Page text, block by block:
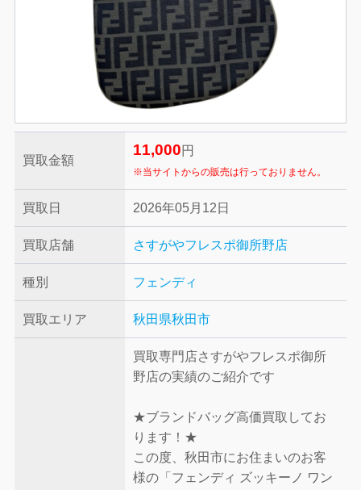
買取金額
11,000 円
※当サイトからの販売は行っておりません。
買取日 2026年05月12日
買取店舗 さすがやフレスポ御所野店
種別 フェンディ
買取エリア 秋田県秋田市
買取専門店さすがやフレスポ御所
野店の実績のご紹介です
★ブランドバッグ高価買取してお
ります！★
この度、秋田市にお住まいのお客
様の「フェンディ ズッキーノ ワン